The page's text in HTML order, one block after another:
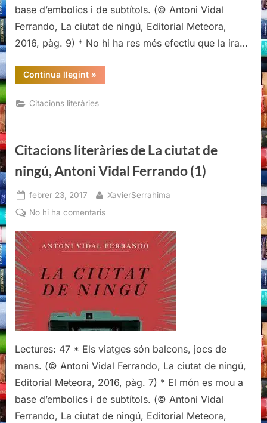
base d’embolics i de subtítols. (© Antoni Vidal
Ferrando, La ciutat de ningú, Editorial Meteora,
2016, pàg. 9) * No hi ha res més efectiu que la ira…
Continua llegint“Citacions
literàries
La
ciutat
ningú,
Ferrando
(1)”
»
Citacions literàries
Citacions literàries de La ciutat de
ningú, Antoni Vidal Ferrando (1)
Posted
on
febrer 23, 2017 By
XavierSerrahima
No hi ha comentarisa
literàries
de
La
ciutat
de
ningú,
Antoni
Ferrando
(1)
Lectures: 47 * Els viatges són balcons, jocs de
mans. (© Antoni Vidal Ferrando, La ciutat de ningú,
Editorial Meteora, 2016, pàg. 7) * El món es mou a
base d’embolics i de subtítols. (© Antoni Vidal
Ferrando, La ciutat de ningú, Editorial Meteora,